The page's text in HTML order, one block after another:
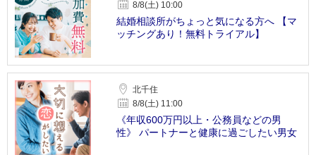
8/8(土) 10:00
結婚相談所がちょっと気になる方へ 【マ
ッチングあり！無料トライアル】
北千住
8/8(土) 11:00
《年収600万円以上・公務員などの男
性》 パートナーと健康に過ごしたい男女